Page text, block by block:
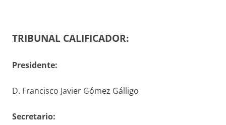
TRIBUNAL CALIFICADOR:
Presidente:
D. Francisco Javier Gómez Gálligo
Secretario: